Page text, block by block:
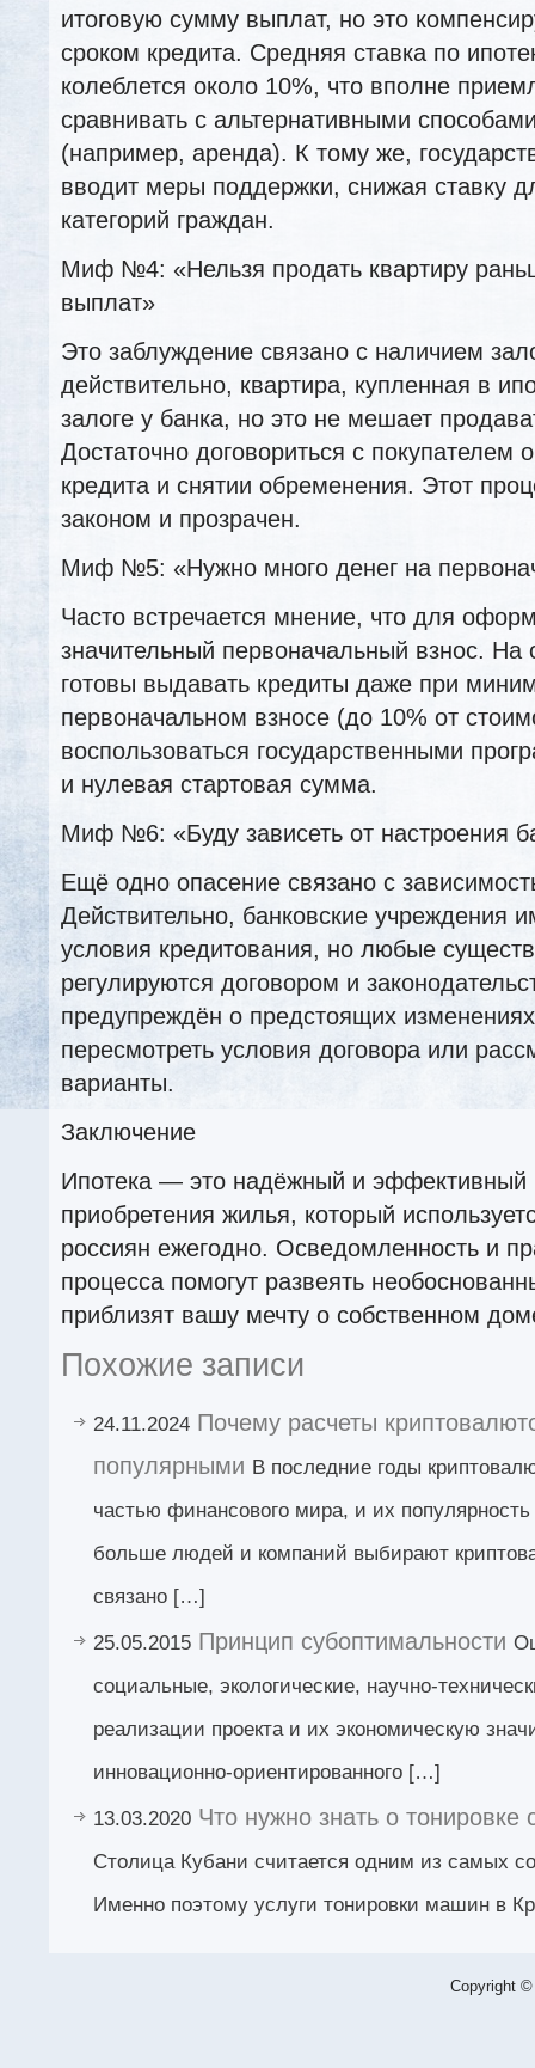
итоговую сумму выплат, но это
сроком кредита. Средняя ставка по
колеблется около 10%, что вполне
сравнивать с альтернативными
(например, аренда). К тому же,
вводит меры поддержки, снижая ставку
категорий граждан.
Миф №4: «Нельзя продать квартиру
выплат»
Это заблуждение связано с наличием
действительно, квартира, купленная в
залоге у банка, но это не мешает
Достаточно договориться с покупателем
кредита и снятии обременения. Этот
законом и прозрачен.
Миф №5: «Нужно много денег на
Часто встречается мнение, что для
значительный первоначальный взнос.
готовы выдавать кредиты даже при
первоначальном взносе (до 10% от
воспользоваться государственными
и нулевая стартовая сумма.
Миф №6: «Буду зависеть от настроения
Ещё одно опасение связано с
Действительно, банковские учреждения
условия кредитования, но любые
регулируются договором и
предупреждён о предстоящих
пересмотреть условия договора или
варианты.
Заключение
Ипотека — это надёжный и эффективный
приобретения жилья, который
россиян ежегодно. Осведомленность и
процесса помогут развеять
приблизят вашу мечту о собственном
Похожие записи
24.11.2024 Почему расчеты
популярными В последние годы
частью финансового мира, и их
больше людей и компаний выбирают
связано […]
25.05.2015 Принцип субоптимальности
социальные, экологические, научно-
реализации проекта и их экономическую
инновационно-ориентированного […]
13.03.2020 Что нужно знать о тонировке
Столица Кубани считается одним из самых
Именно поэтому услуги тонировки машин в
Copyright ©